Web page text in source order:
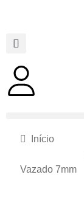
Início
Vazado 7mm